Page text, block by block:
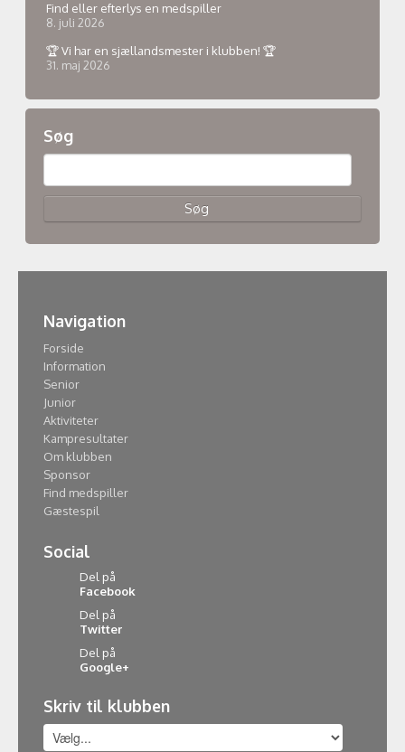
Find eller efterlys en medspiller
8. juli 2026
🏆 Vi har en sjællandsmester i klubben! 🏆
31. maj 2026
Søg
Navigation
Forside
Information
Senior
Junior
Aktiviteter
Kampresultater
Om klubben
Sponsor
Find medspiller
Gæstespil
Social
Del på
Facebook
Del på
Twitter
Del på
Google+
Skriv til klubben